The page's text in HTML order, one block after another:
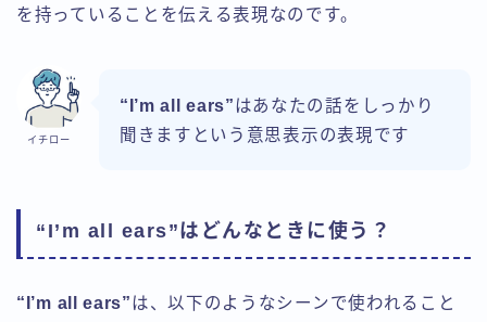
を持っていることを伝える表現なのです。
イチロー
“I’m all ears”はあなたの話をしっかり
聞きますという意思表示の表現です
“I’m all ears”はどんなときに使う？
“I’m all ears”は、以下のようなシーンで使われること